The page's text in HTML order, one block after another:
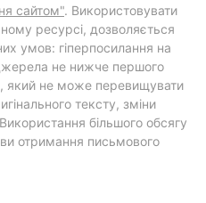
сайтом". Використовувати
ресурсі, дозволяється
умов: гіперпосилання на
не нижче першого
який не може перевищувати
тексту, зміни
більшого обсягу
отримання письмового